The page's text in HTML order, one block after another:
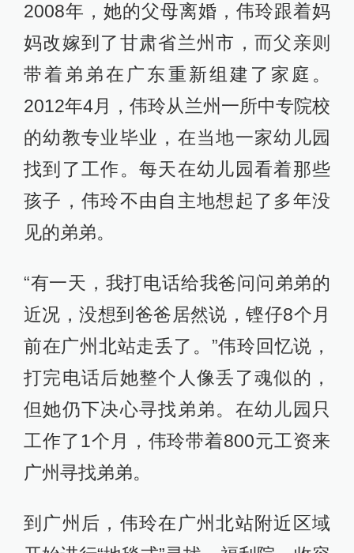
2008年，她的父母离婚，伟玲跟着妈
妈改嫁到了甘肃省兰州市，而父亲则
带着弟弟在广东重新组建了家庭。
2012年4月，伟玲从兰州一所中专院校
的幼教专业毕业，在当地一家幼儿园
找到了工作。每天在幼儿园看着那些
孩子，伟玲不由自主地想起了多年没
见的弟弟。
“有一天，我打电话给我爸问问弟弟的
近况，没想到爸爸居然说，铿仔8个月
前在广州北站走丢了。”伟玲回忆说，
打完电话后她整个人像丢了魂似的，
但她仍下决心寻找弟弟。在幼儿园只
工作了1个月，伟玲带着800元工资来
广州寻找弟弟。
到广州后，伟玲在广州北站附近区域